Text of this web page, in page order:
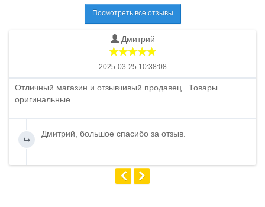
Посмотреть все отзывы
Дмитрий
2025-03-25 10:38:08
Отличный магазин и отзывчивый продавец . Товары
оригинальные...
Дмитрий, большое спасибо за отзыв.